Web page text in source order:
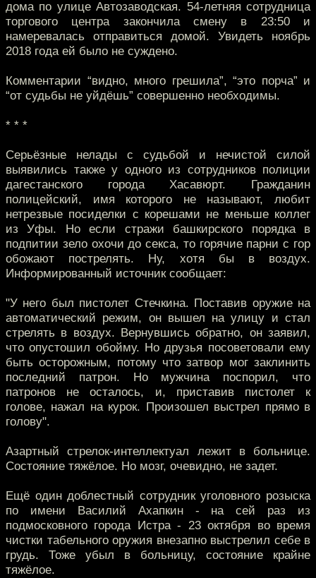
дома по улице Автозаводская. 54-летняя сотрудница
торгового центра закончила смену в 23:50 и
намеревалась отправиться домой. Увидеть ноябрь
2018 года ей было не суждено.
Комментарии “видно, много грешила”, “это порча” и
“от судьбы не уйдёшь” совершенно необходимы.
* * *
Серьёзные нелады с судьбой и нечистой силой
выявились также у одного из сотрудников полиции
дагестанского города Хасавюрт. Гражданин
полицейский, имя которого не называют, любит
нетрезвые посиделки с корешами не меньше коллег
из Уфы. Но если стражи башкирского порядка в
подпитии зело охочи до секса, то горячие парни с гор
обожают пострелять. Ну, хотя бы в воздух.
Информированный источник сообщает:
"У него был пистолет Стечкина. Поставив оружие на
автоматический режим, он вышел на улицу и стал
стрелять в воздух. Вернувшись обратно, он заявил,
что опустошил обойму. Но друзья посоветовали ему
быть осторожным, потому что затвор мог заклинить
последний патрон. Но мужчина поспорил, что
патронов не осталось, и, приставив пистолет к
голове, нажал на курок. Произошел выстрел прямо в
голову".
Азартный стрелок-интеллектуал лежит в больнице.
Состояние тяжёлое. Но мозг, очевидно, не задет.
Ещё один доблестный сотрудник уголовного розыска
по имени Василий Ахапкин - на сей раз из
подмосковного города Истра - 23 октября во время
чистки табельного оружия внезапно выстрелил себе в
грудь. Тоже убыл в больницу, состояние крайне
тяжёлое.